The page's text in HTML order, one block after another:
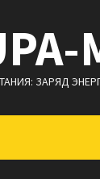
ЗАРЯД